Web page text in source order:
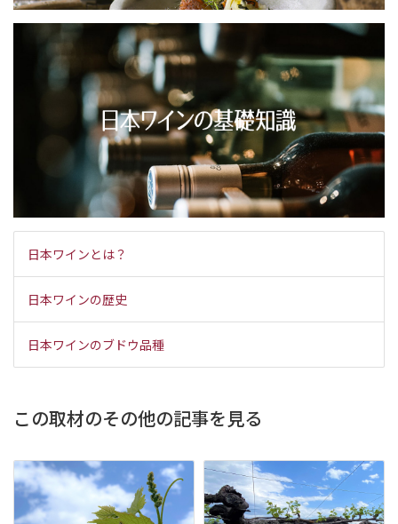
日本ワインとは？
日本ワインの歴史
日本ワインのブドウ品種
この取材のその他の記事を見る